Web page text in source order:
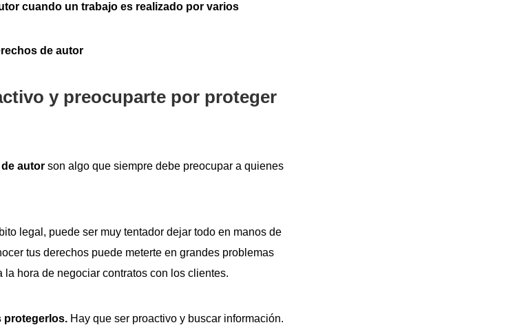
cuando un trabajo es realizado por varios
de autor
y preocuparte por proteger
autor son algo que siempre debe preocupar a quienes
legal, puede ser muy tentador dejar todo en manos de
tus derechos puede meterte en grandes problemas
hora de negociar contratos con los clientes.
protegerlos. Hay que ser proactivo y buscar información.